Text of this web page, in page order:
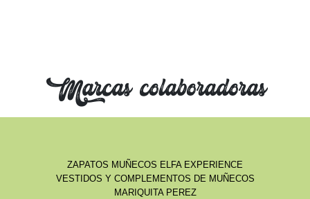
Marcas colaboradoras
ZAPATOS MUÑECOS ELFA EXPERIENCE
VESTIDOS Y COMPLEMENTOS DE MUÑECOS
MARIQUITA PEREZ